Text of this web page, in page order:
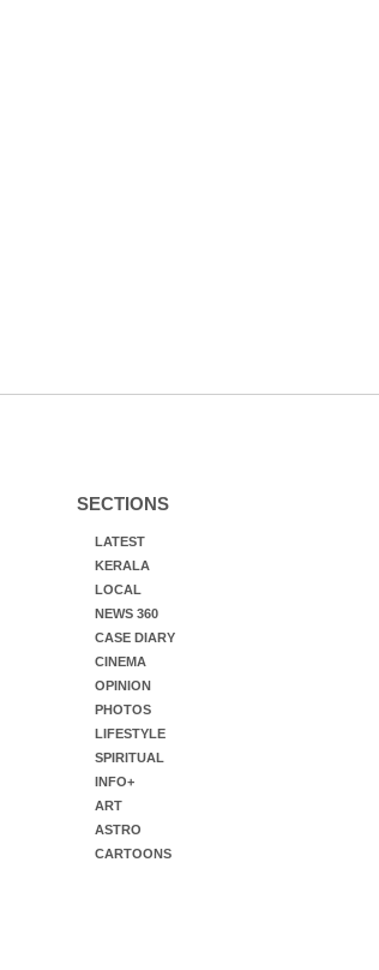
SECTIONS
LATEST
KERALA
LOCAL
NEWS 360
CASE DIARY
CINEMA
OPINION
PHOTOS
LIFESTYLE
SPIRITUAL
INFO+
ART
ASTRO
CARTOONS